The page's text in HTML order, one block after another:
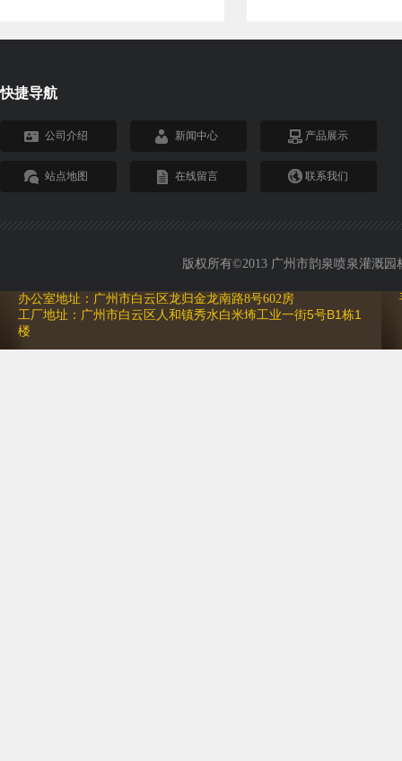
快捷导航
公司介绍 新闻中心 产品展示
站点地图 在线留言 联系我们
版权所有©2013 广州市韵泉喷泉灌溉
办公室地址：广州市白云区龙归金龙南路8号602房
工厂地址：广州市白云区人和镇秀水白米㘵工业一街5号B1栋1
楼